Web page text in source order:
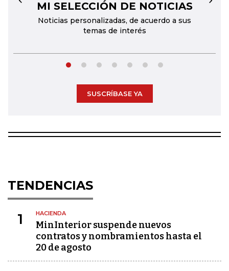
MI SELECCIÓN DE NOTICIAS
Noticias personalizadas, de acuerdo a sus
temas de interés
← →
SUSCRÍBASE YA
TENDENCIAS
1 HACIENDA
MinInterior suspende nuevos
contratos y nombramientos hasta el
20 de agosto